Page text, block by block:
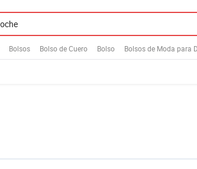
Bolsos Bolso de Cuero Bolso Bolsos de Moda para